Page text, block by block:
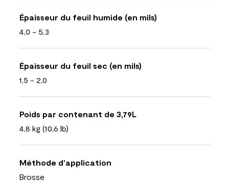
Épaisseur du feuil humide (en mils)
4,0 - 5,3
Épaisseur du feuil sec (en mils)
1,5 - 2,0
Poids par contenant de 3,79L
4,8 kg (10,6 lb)
Méthode d’application
Brosse